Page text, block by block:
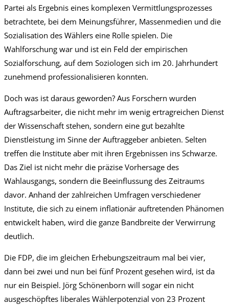
Partei als Ergebnis eines komplexen Vermittlungsprozesses
betrachtete, bei dem Meinungsführer, Massenmedien und die
Sozialisation des Wählers eine Rolle spielen. Die
Wahlforschung war und ist ein Feld der empirischen
Sozialforschung, auf dem Soziologen sich im 20. Jahrhundert
zunehmend professionalisieren konnten.
Doch was ist daraus geworden? Aus Forschern wurden
Auftragsarbeiter, die nicht mehr im wenig ertragreichen Dienst
der Wissenschaft stehen, sondern eine gut bezahlte
Dienstleistung im Sinne der Auftraggeber anbieten. Selten
treffen die Institute aber mit ihren Ergebnissen ins Schwarze.
Das Ziel ist nicht mehr die präzise Vorhersage des
Wahlausgangs, sondern die Beeinflussung des Zeitraums
davor. Anhand der zahlreichen Umfragen verschiedener
Institute, die sich zu einem inflationär auftretenden Phänomen
entwickelt haben, wird die ganze Bandbreite der Verwirrung
deutlich.
Die FDP, die im gleichen Erhebungszeitraum mal bei vier,
dann bei zwei und nun bei fünf Prozent gesehen wird, ist da
nur ein Beispiel. Jörg Schönenborn will sogar ein nicht
ausgeschöpftes liberales Wählerpotenzial von 23 Prozent